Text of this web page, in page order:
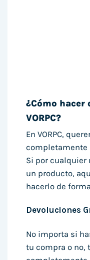
¿Cómo hacer
VORPC?
En VORPC,
completamente
Si por cualquier
un producto,
hacerlo de
Devoluciones
No importa si
tu compra o no,